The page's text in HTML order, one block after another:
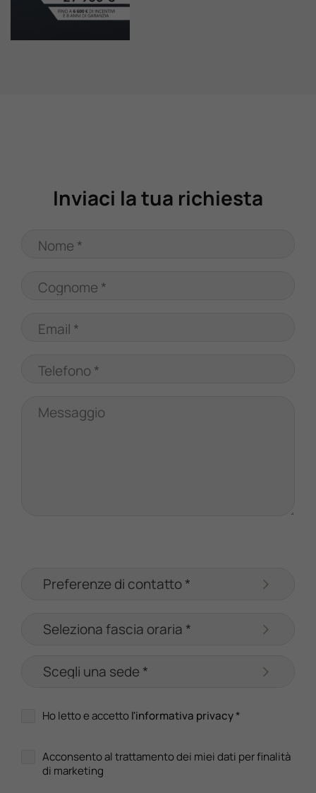
Valuta Il Tuo Usato
Inviaci la tua richiesta
Nome *
Cognome *
Email *
Telefono *
Messaggio
Ho letto e accettol'informativa privacy*
Acconsento al trattamento dei miei dati per finalità
di marketing